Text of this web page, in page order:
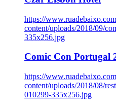
https://
content/uploads/2018/09/
335x256.jpg
Comic Con Portugal
https://
content/uploads/2018/08/
010299-335x256.jpg